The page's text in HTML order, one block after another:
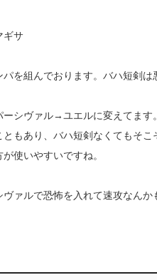
ギサ
を組んでおります。バハ短剣は
シヴァル→ユエルに変えてます。
もあり、バハ短剣なくてもそ
使いやすいですね。
ァルで恐怖を入れて速攻なん